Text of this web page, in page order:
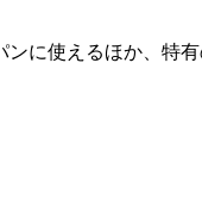
に使えるほか、特